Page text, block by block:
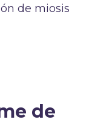
de miosis
de